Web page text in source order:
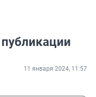
11 января 2024, 11:57